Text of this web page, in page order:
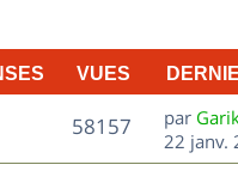
VUES
58157V
u
D
e
r
par
22 janv.